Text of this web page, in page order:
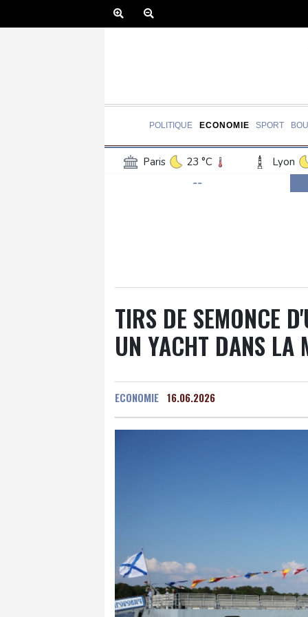
POLITIQUE ECONOMIE SPORT
Paris 23 °C Lyon
Luxembourg
--
TIRS DE SEMONCE
UN YACHT DANS LA
ECONOMIE 16.06.2026